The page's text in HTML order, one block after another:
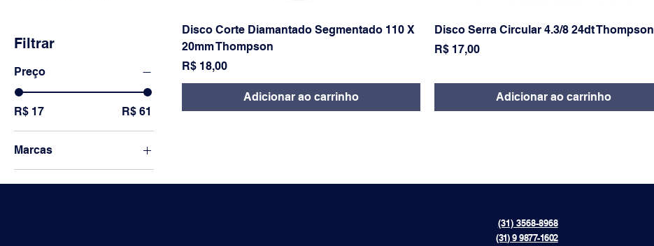
Filtrar
Preço
R$ 17 R$ 61
Marcas
Thompson
Disco Corte Diamantado Segmentado 110 X
20mm Thompson
Preço
R$ 18,00
Adicionar ao carrinho
Disco Serra Circular 4.3/8 24dt Thompson
Preço
R$ 17,00
Adicionar ao carrinho
(31) 3568-8968
{[[[[(31) 9 9877-1602